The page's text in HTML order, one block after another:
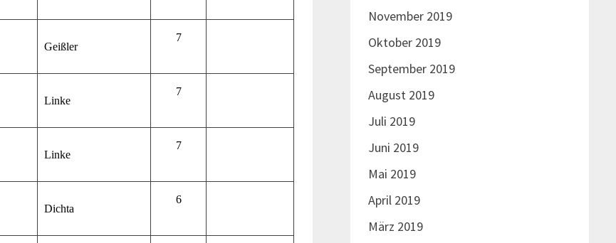
Geißler
7
Linke
7
Linke
7
Dichta
6
November 2019
Oktober 2019
September 2019
August 2019
Juli 2019
Juni 2019
Mai 2019
April 2019
März 2019